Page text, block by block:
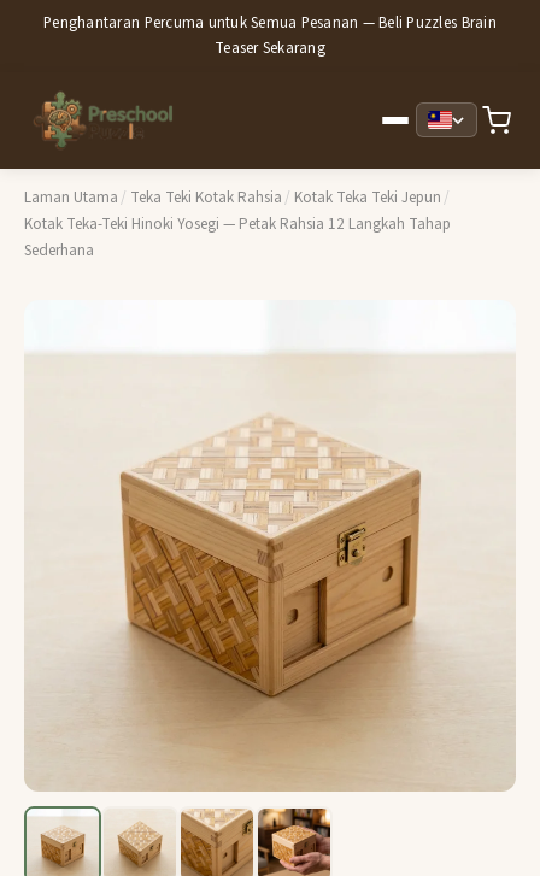
Penghantaran Percuma untuk Semua Pesanan — Beli Puzzles Brain
Teaser Sekarang
Laman Utama / Teka Teki Kotak Rahsia / Kotak Teka Teki Jepun /
Kotak Teka-Teki Hinoki Yosegi — Petak Rahsia 12 Langkah Tahap
Sederhana